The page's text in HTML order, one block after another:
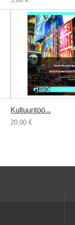
Kultuuritöö...
20,00 €